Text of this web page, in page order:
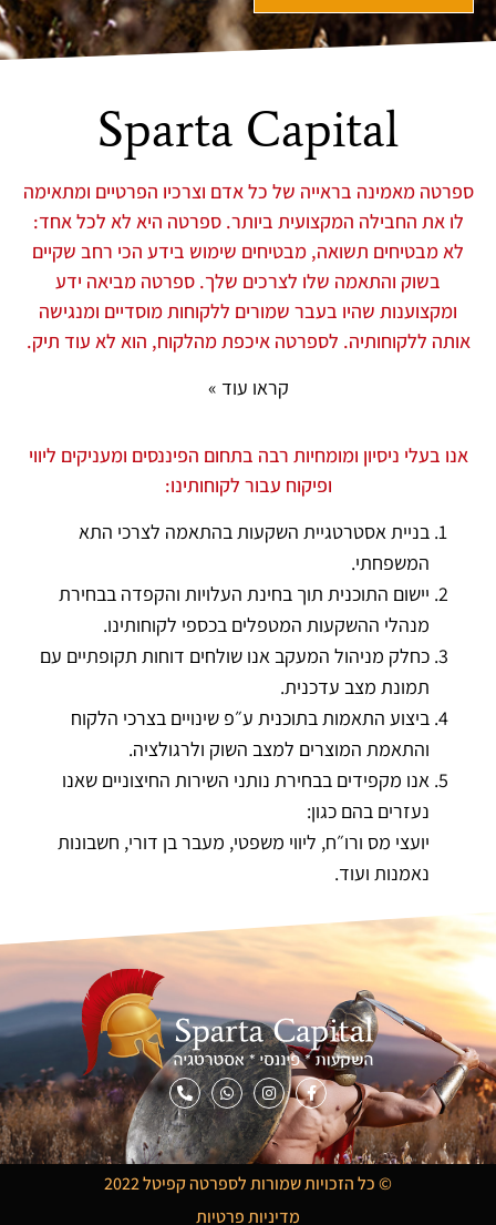
אנו בעלי ניסיון ומומחיות רבה בתחום הפיננסים ומעניקים ליווי
ופיקוח עבור לקוחותינו:
בניית אסטרטגיית השקעות בהתאמה לצרכי התא
המשפחתי.
יישום התוכנית תוך בחינת העלויות והקפדה בבחירת
מנהלי ההשקעות המטפלים בכספי לקוחותינו.
כחלק מניהול המעקב אנו שולחים דוחות תקופתיים עם
תמונת מצב עדכנית.
ביצוע התאמות בתוכנית ע״פ שינויים בצרכי הלקוח
והתאמת המוצרים למצב השוק ולרגולציה.
אנו מקפידים בבחירת נותני השירות החיצוניים שאנו
נעזרים בהם כגון:
יועצי מס ורו״ח, ליווי משפטי, מעבר בן דורי, חשבונות
נאמנות ועוד.
Sparta Capital
ספרטה מאמינה בראייה של כל אדם וצרכיו הפרטיים ומתאימה
לו את החבילה המקצועית ביותר. ספרטה היא לא לכל אחד:
לא מבטיחים תשואה, מבטיחים שימוש בידע הכי רחב שקיים
בשוק והתאמה שלו לצרכים שלך. ספרטה מביאה ידע
ומקצוענות שהיו בעבר שמורים ללקוחות מוסדיים ומנגישה
אותה ללקוחותיה. לספרטה איכפת מהלקוח, הוא לא עוד תיק.
קראו עוד »
מדיניות פרטיות
© כל הזכויות שמורות לספרטה קפיטל 2022